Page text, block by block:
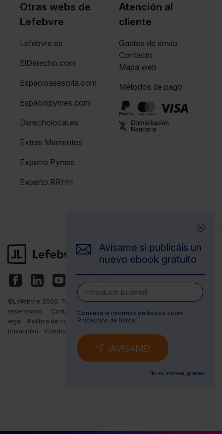
Otras webs de
Lefebvre
Lefebvre.es
ElDerecho.com
Espacioasesoria.com
Espaciopymes.com
Derecholocal.es
Extras Mementos
Experto Pymes
Experto RRHH
Atención al
cliente
Gastos de envío
Contacto
Mapa web
Métodos de pago
©Lefebvre 2026. Todos los derechos
reservados.
Contacto · Índice · Aviso
legal · Política de cookies· Política de
privacidad · Condiciones de contratación
Avísame si publicáis un
nuevo ebook gratuito
Consulta la información básica sobre
Protección de Datos
¡AVÍSAME!
No me interesa, gracias